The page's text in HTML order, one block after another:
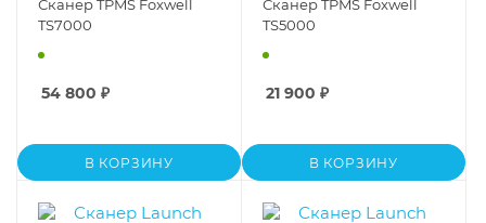
Сканер TPMS Foxwell
TS7000
54 800 ₽
В КОРЗИНУ
Сканер TPMS Foxwell
TS5000
21 900 ₽
В КОРЗИНУ